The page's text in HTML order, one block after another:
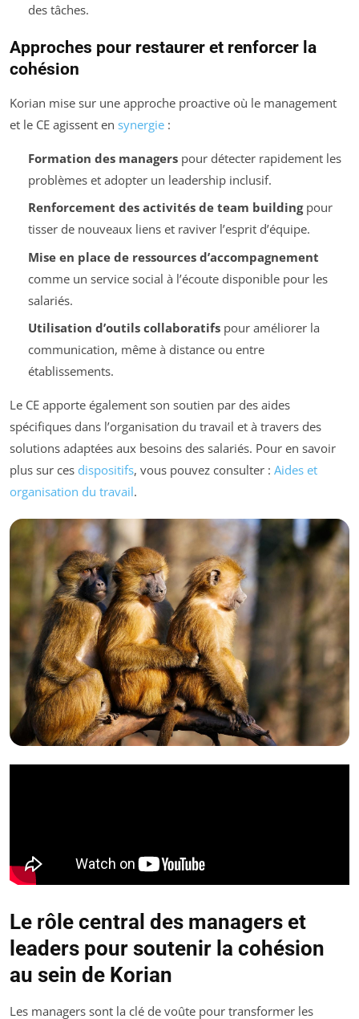
des tâches.
Approches pour restaurer et renforcer la
cohésion
Korian mise sur une approche proactive où le management
et le CE agissent en synergie :
Formation des managerspour détecter rapidement les
problèmes et adopter un leadership inclusif.
Renforcement des activités de team buildingpour
tisser de nouveaux liens et raviver l’esprit d’équipe.
Mise en place de ressources d’accompagnement
comme un service social à l’écoute disponible pour les
salariés.
Utilisation d’outils collaboratifspour améliorer la
communication, même à distance ou entre
établissements.
Le CE apporte également son soutien par des aides
spécifiques dans l’organisation du travail et à travers des
solutions adaptées aux besoins des salariés. Pour en savoir
plus sur ces dispositifs, vous pouvez consulter : Aides et
organisation du travail.
Le rôle central des managers et
leaders pour soutenir la cohésion
au sein de Korian
Les managers sont la clé de voûte pour transformer les